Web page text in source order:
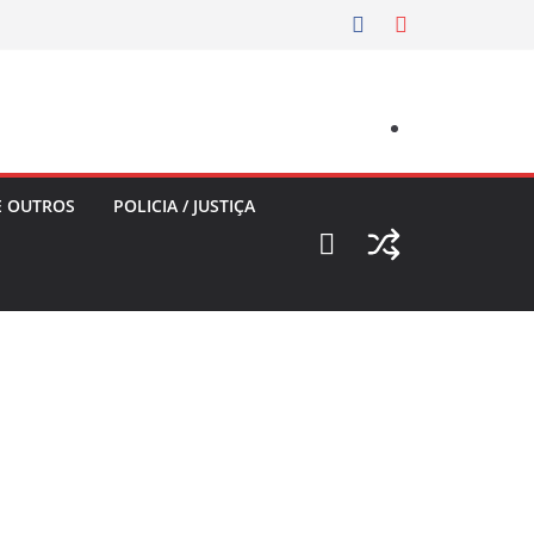
OUTROS POLICIA / JUSTIÇA